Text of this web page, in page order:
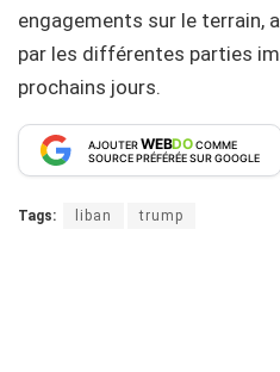
engagements sur le terrain,
par les différentes parties
prochains jours.
AJOUTERWEBDOCOMME
SOURCE PRÉFÉRÉE SUR GOOGLE
Tags: liban trump